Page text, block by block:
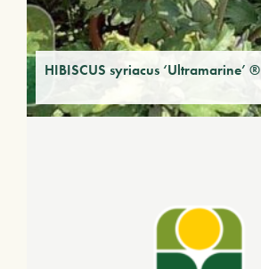
HIBISCUS syriacus ‘Ultramarine’ ®